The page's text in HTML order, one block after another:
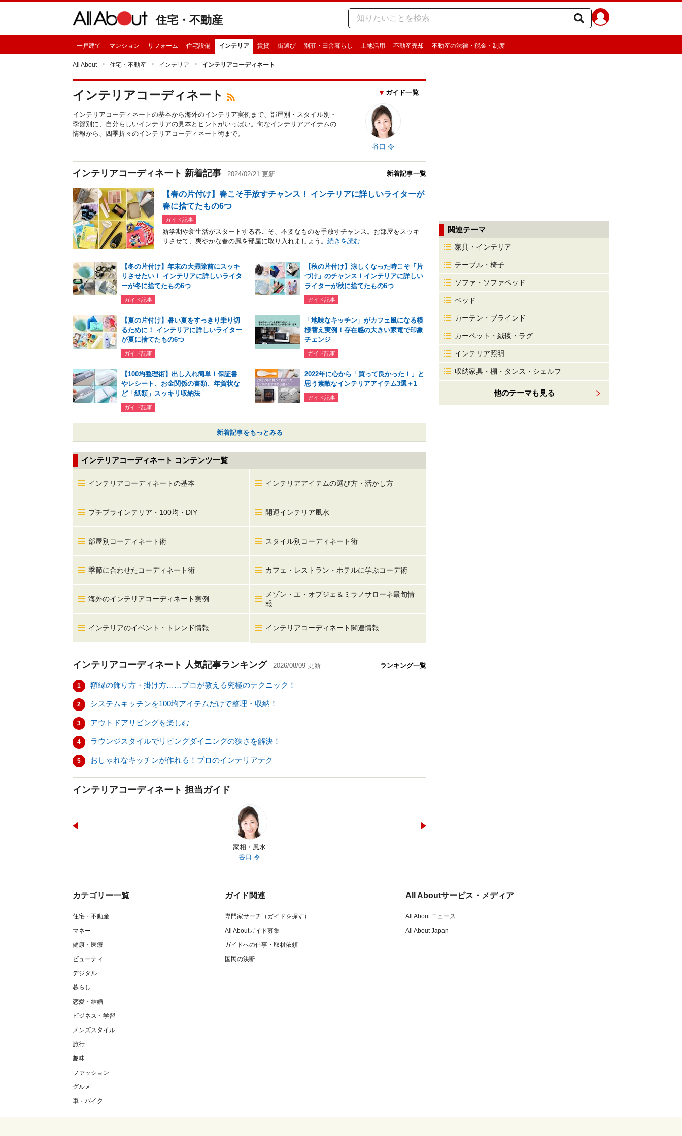
住宅・不動産
一戸建て マンション リフォーム 住宅設備 インテリア 賃貸 街選び 別荘・田舎暮らし 土地活用 不動産売却 不動産の法律・税金・制度
All About 住宅・不動産 インテリア インテリアコーディネート
インテリアコーディネート
インテリアコーディネートの基本から海外のインテリア実例まで、部屋別・スタイル別・
季節別に、自分らしいインテリアの見本とヒントがいっぱい。旬なインテリアアイテムの
情報から、四季折々のインテリアコーディネート術まで。
ガイド一覧
谷口 令
インテリアコーディネート 新着記事 2024/02/21 更新 新着記事一覧
【春の片付け】春こそ手放すチャンス！ インテリアに詳しいライターが
春に捨てたもの6つ
ガイド記事
新学期や新生活がスタートする春こそ、不要なものを手放すチャンス。お部屋をスッキ
リさせて、爽やかな春の風を部屋に取り入れましょう。続きを読む
【冬の片付け】年末の大掃除前にスッキ
リさせたい！ インテリアに詳しいライタ
ーが冬に捨てたもの6つ
ガイド記事
【秋の片付け】涼しくなった時こそ「片
づけ」のチャンス！インテリアに詳しい
ライターが秋に捨てたもの6つ
ガイド記事
【夏の片付け】暑い夏をすっきり乗り切
るために！ インテリアに詳しいライター
が夏に捨てたもの6つ
ガイド記事
「地味なキッチン」がカフェ風になる模
様替え実例！存在感の大きい家電で印象
チェンジ
ガイド記事
【100均整理術】出し入れ簡単！保証書
やレシート、お金関係の書類、年賀状な
ど「紙類」スッキリ収納法
ガイド記事
2022年に心から「買って良かった！」と
思う素敵なインテリアアイテム3選＋1
ガイド記事
新着記事をもっとみる
インテリアコーディネート コンテンツ一覧
インテリアコーディネートの基本 インテリアアイテムの選び方・活かし方
プチプラインテリア・100均・DIY 開運インテリア風水
部屋別コーディネート術 スタイル別コーディネート術
季節に合わせたコーディネート術 カフェ・レストラン・ホテルに学ぶコーデ術
海外のインテリアコーディネート実例
メゾン・エ・オブジェ＆ミラノサローネ最旬情
報
インテリアのイベント・トレンド情報 インテリアコーディネート関連情報
インテリアコーディネート 人気記事ランキング 2026/08/09 更新 ランキング一覧
1 額縁の飾り方・掛け方……プロが教える究極のテクニック！
2 システムキッチンを100均アイテムだけで整理・収納！
3 アウトドアリビングを楽しむ
4 ラウンジスタイルでリビングダイニングの狭さを解決！
5 おしゃれなキッチンが作れる！プロのインテリアテク
インテリアコーディネート 担当ガイド
家相・風水
谷口 令
関連テーマ
家具・インテリア
テーブル・椅子
ソファ・ソファベッド
ベッド
カーテン・ブラインド
カーペット・絨毯・ラグ
インテリア照明
収納家具・棚・タンス・シェルフ
他のテーマも見る
カテゴリー一覧
住宅・不動産
マネー
健康・医療
ビューティ
デジタル
暮らし
恋愛・結婚
ビジネス・学習
メンズスタイル
旅行
趣味
ファッション
グルメ
車・バイク
ガイド関連
専門家サーチ（ガイドを探す）
All Aboutガイド募集
ガイドへの仕事・取材依頼
国民の決断
All Aboutサービス・メディア
All About ニュース
All About Japan